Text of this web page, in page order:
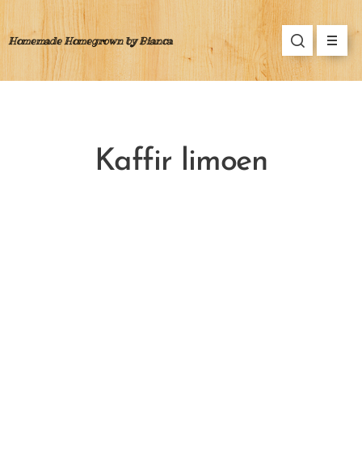
Homemade Homegrown by Bianca
Kaffir limoen